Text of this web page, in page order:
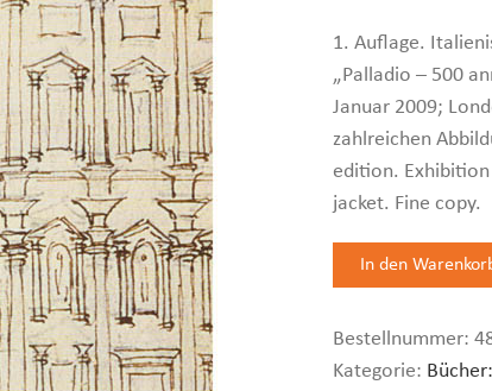
1. Auflage.
„Palladio – 500
Januar 2009;
zahlreichen
edition.
jacket. Fine copy.
Bestellnummer:
Kategorie: